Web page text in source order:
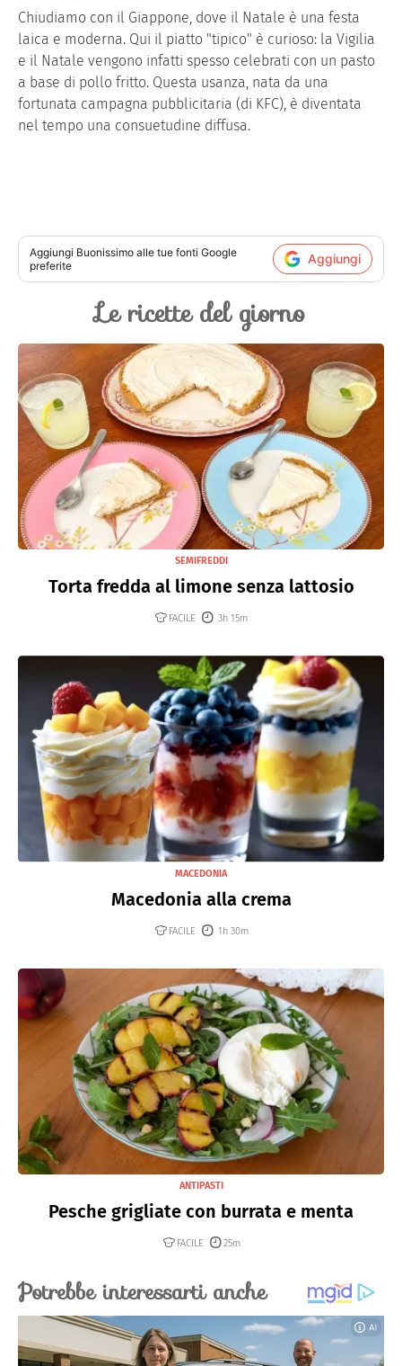
Chiudiamo con il Giappone, dove il Natale è una festa
laica e moderna. Qui il piatto "tipico" è curioso: la Vigilia
e il Natale vengono infatti spesso celebrati con un pasto
a base di pollo fritto. Questa usanza, nata da una
fortunata campagna pubblicitaria (di KFC), è diventata
nel tempo una consuetudine diffusa.
Aggiungi Buonissimo alle tue fonti Google
preferite
Aggiungi
Le ricette del giorno
SEMIFREDDI
Torta fredda al limone senza lattosio
FACILE 3h 15m
MACEDONIA
Macedonia alla crema
FACILE 1h 30m
ANTIPASTI
Pesche grigliate con burrata e menta
FACILE 25m